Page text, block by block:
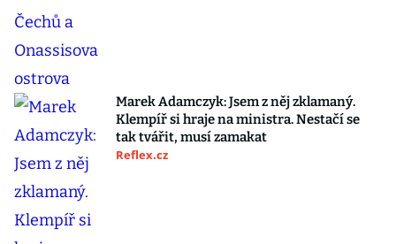
Marek Adamczyk: Jsem z něj zklamaný.
Klempíř si hraje na ministra. Nestačí se
tak tvářit, musí zamakat
Reflex.cz